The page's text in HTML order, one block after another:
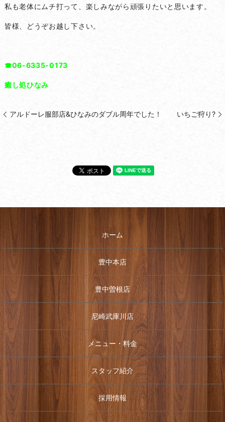
私も老体にムチ打って、楽しみながら頑張りたいと思います。
皆様、どうぞお越し下さい。
☎06-6335-0173
癒し処ひなみ
アルドーレ服部店&ひなみのダブル周年でした！ いちご狩り?
ホーム
豊中本店
豊中曽根店
尼崎武庫川店
メニュー・料金
スタッフ紹介
採用情報